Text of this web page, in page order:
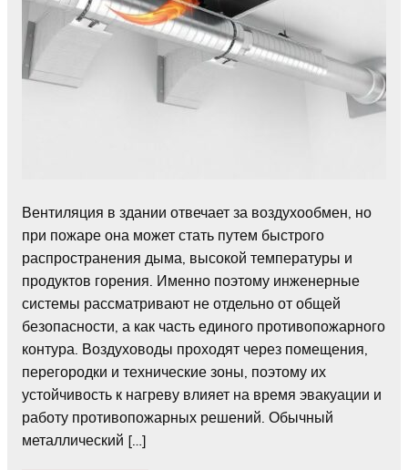
Вентиляция в здании отвечает за воздухообмен, но
при пожаре она может стать путем быстрого
распространения дыма, высокой температуры и
продуктов горения. Именно поэтому инженерные
системы рассматривают не отдельно от общей
безопасности, а как часть единого противопожарного
контура. Воздуховоды проходят через помещения,
перегородки и технические зоны, поэтому их
устойчивость к нагреву влияет на время эвакуации и
работу противопожарных решений. Обычный
металлический […]